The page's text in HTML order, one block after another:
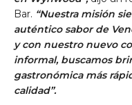
Bar. “Nuestra misión
auténtico sabor de
y con nuestro nuevo
informal, buscamos
gastronómica más
calidad”.